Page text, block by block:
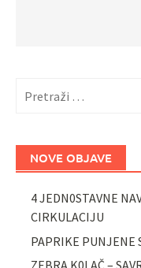
NOVE OBJAVE
4 JEDN0STAVNE
CIRKULACIJU
PAPRIKE PUNJENE
ZEBRA K0LAČ –